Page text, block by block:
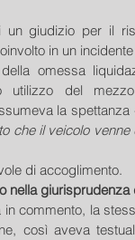
un giudizio per il
in un
omessa
utilizzo del
la spettanza
che il veicolo
di accoglimento.
nella giurisprudenza
commento, la
così aveva